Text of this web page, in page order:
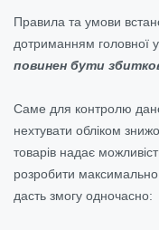
Правила та умови
дотриманням головної
повинен бути
Саме для контролю
нехтувати обліком
товарів надає
розробити
дасть змогу одночасно: